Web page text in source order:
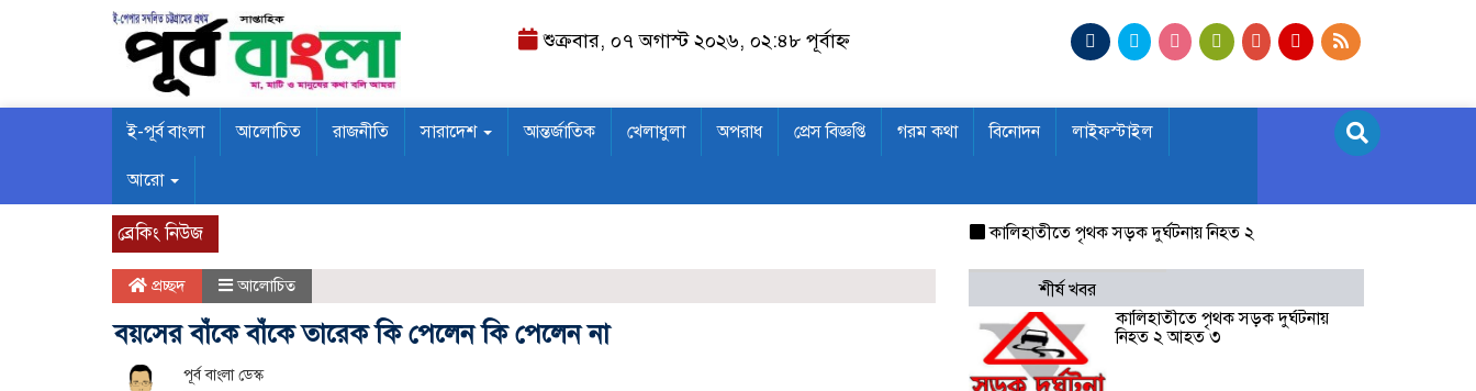
শুক্রবার, ০৭ অগাস্ট ২০২৬, ০২:৪৮ পূর্বাহ্ন
ই-পূর্ব বাংলা আলোচিত রাজনীতি সারাদেশ আন্তর্জাতিক খেলাধুলা অপরাধ প্রেস বিজ্ঞপ্তি গরম কথা বিনোদন লাইফস্টাইল
আরো
ব্রেকিং নিউজ কালিহাতীতে পৃথক সড়ক দুর্ঘটনায় নিহত ২ আহত ৩
প্রচ্ছদ আলোচিত
বয়সের বাঁকে বাঁকে তারেক কি পেলেন কি পেলেন না
পূর্ব বাংলা ডেস্ক
শীর্ষ খবর
কালিহাতীতে পৃথক সড়ক দুর্ঘটনায়
নিহত ২ আহত ৩